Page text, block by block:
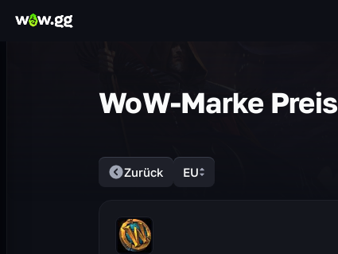
WoW-Marke Preis
Zurück EU